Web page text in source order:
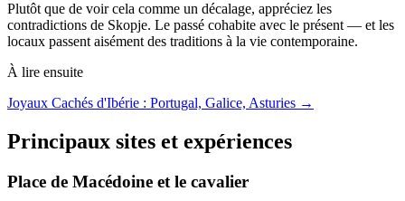
Plutôt que de voir cela comme un décalage, appréciez les
contradictions de Skopje. Le passé cohabite avec le présent — et les
locaux passent aisément des traditions à la vie contemporaine.
À lire ensuite
Joyaux Cachés d'Ibérie : Portugal, Galice, Asturies →
Principaux sites et expériences
Place de Macédoine et le cavalier